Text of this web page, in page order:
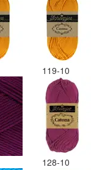
119-10
128-10